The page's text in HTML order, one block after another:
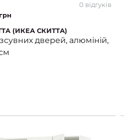
0 відгуків
грн
(ИКЕА СКИТТА)
дверей, алюміній,